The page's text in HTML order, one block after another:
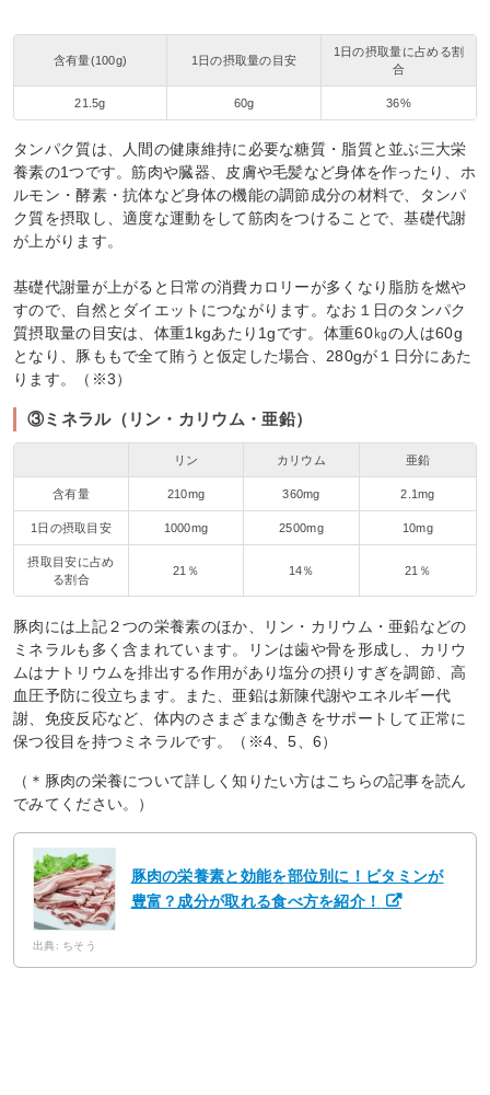
含有量(100g) 1日の摂取量の目安
1日の摂取量に占める割
合
21.5g 60g 36%
タンパク質は、人間の健康維持に必要な糖質・脂質と並ぶ三大栄
養素の1つです。筋肉や臓器、皮膚や毛髪など身体を作ったり、ホ
ルモン・酵素・抗体など身体の機能の調節成分の材料で、タンパ
ク質を摂取し、適度な運動をして筋肉をつけることで、基礎代謝
が上がります。
基礎代謝量が上がると日常の消費カロリーが多くなり脂肪を燃や
すので、自然とダイエットにつながります。なお１日のタンパク
質摂取量の目安は、体重1kgあたり1gです。体重60㎏の人は60g
となり、豚ももで全て賄うと仮定した場合、280gが１日分にあた
ります。（※3）
③ミネラル（リン・カリウム・亜鉛）
リン カリウム 亜鉛
含有量 210mg 360mg 2.1mg
1日の摂取目安 1000mg 2500mg 10mg
摂取目安に占め
る割合
21％ 14％ 21％
豚肉には上記２つの栄養素のほか、リン・カリウム・亜鉛などの
ミネラルも多く含まれています。リンは歯や骨を形成し、カリウ
ムはナトリウムを排出する作用があり塩分の摂りすぎを調節、高
血圧予防に役立ちます。また、亜鉛は新陳代謝やエネルギー代
謝、免疫反応など、体内のさまざまな働きをサポートして正常に
保つ役目を持つミネラルです。（※4、5、6）
（＊豚肉の栄養について詳しく知りたい方はこちらの記事を読ん
でみてください。）
豚肉の栄養素と効能を部位別に！ビタミンが
豊富？成分が取れる食べ方を紹介！
出典: ちそう